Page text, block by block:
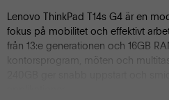
Lenovo ThinkPad T14s G4 är en
fokus på mobilitet och effektivt
från 13:e generationen och 16GB
kontorsprogram, möten och